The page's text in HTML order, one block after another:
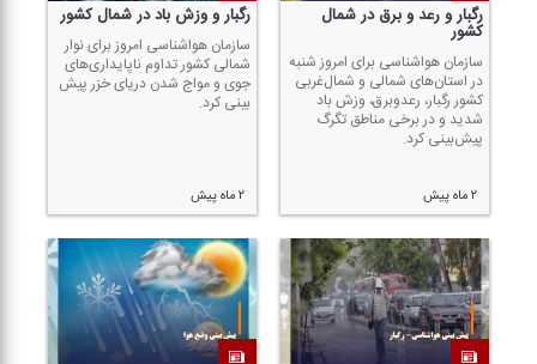
رگبار و رعد و برق در شمال
كشور
سازمان هواشناسی برای امروز شنبه
در استان‌های شمالی و شمال‌غربی
كشور رگبار، رعدوبرق، وزش باد
شدید و در برخی مناطق تگرگ
پیش‌بینی كرد.
۲ ماه پیش
رگبار و وزش باد در شمال كشور
سازمان هواشناسی امروز برای نوار
شمالی كشور تداوم ناپایداری‌های
جوی و مواج شدن دریای خزر پیش
بینی كرد.
۲ ماه پیش